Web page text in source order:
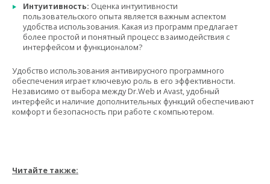
Интуитивность: Оценка интуитивности
пользовательского опыта является важным аспектом
удобства использования. Какая из программ предлагает
более простой и понятный процесс взаимодействия с
интерфейсом и функционалом?
Удобство использования антивирусного программного
обеспечения играет ключевую роль в его эффективности.
Независимо от выбора между Dr.Web и Avast, удобный
интерфейс и наличие дополнительных функций обеспечивают
комфорт и безопасность при работе с компьютером.
Читайте также: